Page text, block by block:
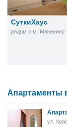
СуткиХаус
рядом с м. Мякинино
Апартаменты
ул.